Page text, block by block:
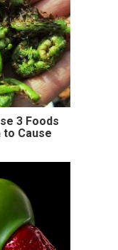
3 Foods
to Cause